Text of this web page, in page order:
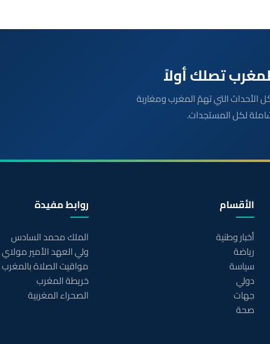
مباشرة لكل الأحداث التي تهمّ المغرب ومغاربة
لكل المستجدات.
الأقسام
أخبار وطنية
رياضة
سياسة
دولي
جهات
صحة
روابط مفيدة
الملك محمد السادس
ولي العهد الأمير
مواقيت الصلاة بالمغرب
خريطة المغرب
الصحراء المغربية